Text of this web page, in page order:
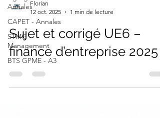
Annales
CAPET - Annales
STMG -
Management
BTS GPME - A3
Florian
12 oct. 2025
1 min de lecture
Sujet et corrigé UE6 –
finance d’entreprise 2025